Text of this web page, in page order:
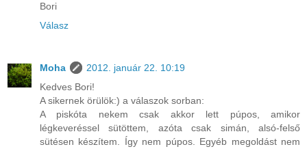
Bori
Válasz
Moha
2012. január 22. 10:19
Kedves Bori!
A sikernek örülök:) a válaszok sorban:
A piskóta nekem csak akkor lett púpos, amikor
légkeveréssel sütöttem, azóta csak simán, alsó-felső
sütésen készítem. Így nem púpos. Egyéb megoldást nem